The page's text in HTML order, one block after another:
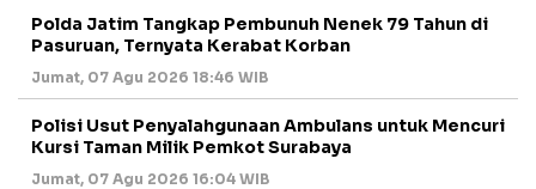
Polda Jatim Tangkap Pembunuh Nenek 79 Tahun di
Pasuruan, Ternyata Kerabat Korban
Jumat, 07 Agu 2026 18:46 WIB
Polisi Usut Penyalahgunaan Ambulans untuk Mencuri
Kursi Taman Milik Pemkot Surabaya
Jumat, 07 Agu 2026 16:04 WIB